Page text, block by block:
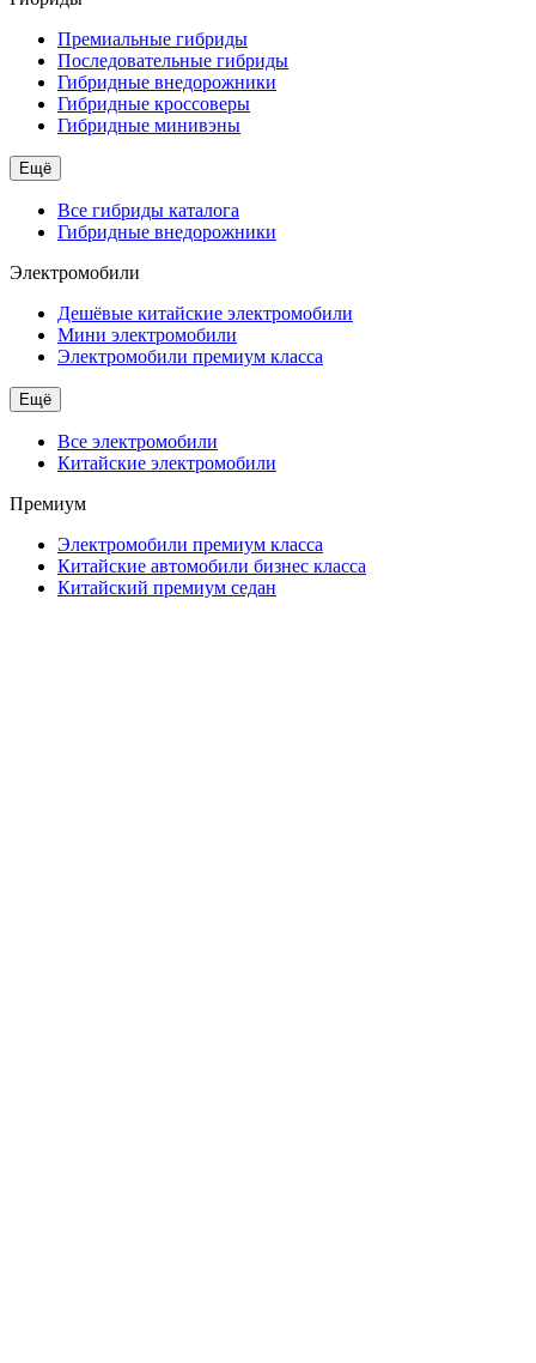
Премиальные гибриды
Последовательные гибриды
Гибридные внедорожники
Гибридные кроссоверы
Гибридные минивэны
Ещё
Все гибриды каталога
Гибридные внедорожники
Электромобили
Дешёвые китайские электромобили
Мини электромобили
Электромобили премиум класса
Ещё
Все электромобили
Китайские электромобили
Премиум
Электромобили премиум класса
Китайские автомобили бизнес класса
Китайский премиум седан